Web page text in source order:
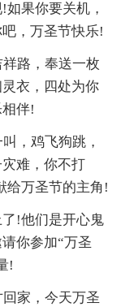
果你要关机，
，万圣节快乐!
路，奉送一枚
衣，四处为你
伴!
，鸡飞狗跳，
难，你不打
给万圣节的主角!
!他们是开心鬼
你参加“万圣
!
家，今天万圣